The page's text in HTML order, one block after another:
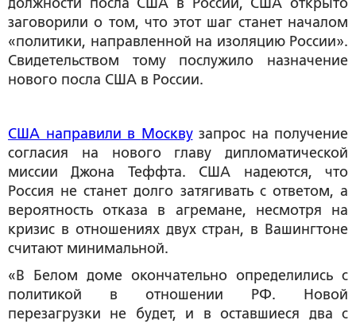
должности посла США в России, США открыто
заговорили о том, что этот шаг станет началом
«политики, направленной на изоляцию России».
Свидетельством тому послужило назначение
нового посла США в России.
США направили в Москвузапрос на получение
согласия на нового главу дипломатической
миссии Джона Теффта. США надеются, что
Россия не станет долго затягивать с ответом, а
вероятность отказа в агремане, несмотря на
кризис в отношениях двух стран, в Вашингтоне
считают минимальной.
«В Белом доме окончательно определились с
политикой в отношении РФ. Новой
перезагрузки не будет, и в оставшиеся два с